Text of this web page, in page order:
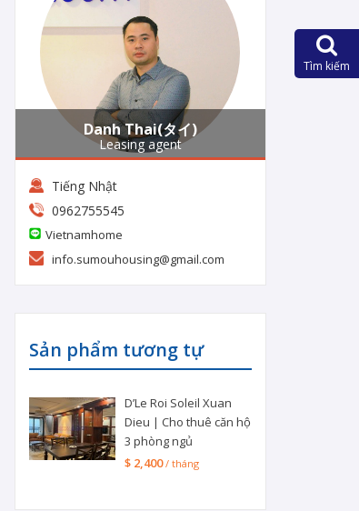
Danh Thai(タイ)
Leasing agent
Tiếng Nhật
0962755545
Vietnamhome
info.sumouhousing@gmail.com
Sản phẩm tương tự
D’Le Roi Soleil Xuan
Dieu | Cho thuê căn hộ
3 phòng ngủ
$ 2,400/ tháng
Tìm kiếm